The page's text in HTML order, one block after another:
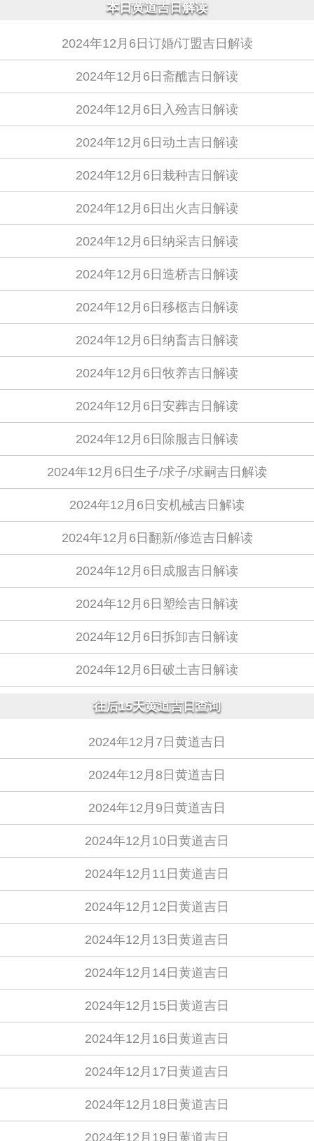
本日黄道吉日解读
2024年12月6日订婚/订盟吉日解读
2024年12月6日斋醮吉日解读
2024年12月6日入殓吉日解读
2024年12月6日动土吉日解读
2024年12月6日栽种吉日解读
2024年12月6日出火吉日解读
2024年12月6日纳采吉日解读
2024年12月6日造桥吉日解读
2024年12月6日移柩吉日解读
2024年12月6日纳畜吉日解读
2024年12月6日牧养吉日解读
2024年12月6日安葬吉日解读
2024年12月6日除服吉日解读
2024年12月6日生子/求子/求嗣吉日解读
2024年12月6日安机械吉日解读
2024年12月6日翻新/修造吉日解读
2024年12月6日成服吉日解读
2024年12月6日塑绘吉日解读
2024年12月6日拆卸吉日解读
2024年12月6日破土吉日解读
往后15天黄道吉日查询
2024年12月7日黄道吉日
2024年12月8日黄道吉日
2024年12月9日黄道吉日
2024年12月10日黄道吉日
2024年12月11日黄道吉日
2024年12月12日黄道吉日
2024年12月13日黄道吉日
2024年12月14日黄道吉日
2024年12月15日黄道吉日
2024年12月16日黄道吉日
2024年12月17日黄道吉日
2024年12月18日黄道吉日
2024年12月19日黄道吉日